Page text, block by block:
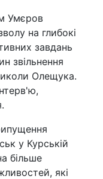
Умєров
на глибокі
завдань
звільнення
Олещука.
у Курській
більше
які